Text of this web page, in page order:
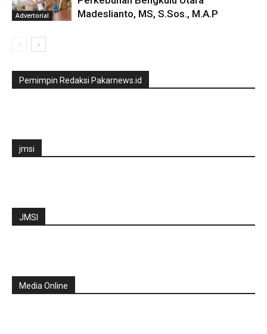
Advertorial
Madeslianto, MS, S.Sos., M.A.P
Pemimpin Redaksi Pakarnews.id
jmsi
JMSI
Media Online